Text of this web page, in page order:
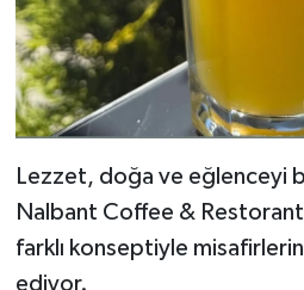
Lezzet, doğa ve eğlenceyi
Nalbant Coffee &
farklı konseptiyle
ediyor.